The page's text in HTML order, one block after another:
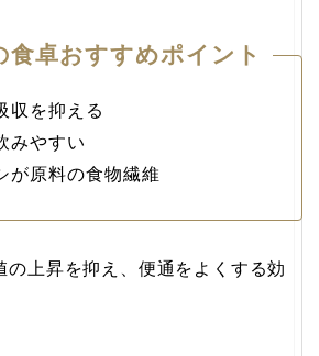
食卓おすすめポイント
収を抑える
みやすい
が原料の食物繊維
の上昇を抑え、便通をよくする効